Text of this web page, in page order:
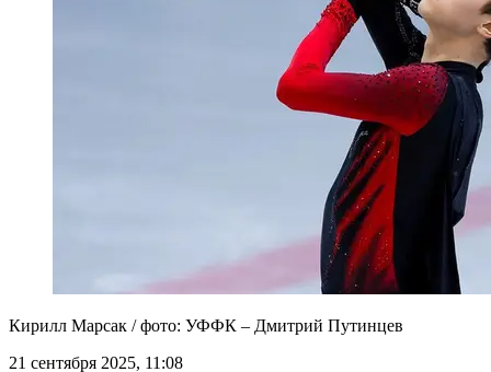
Кирилл Марсак / фото: УФФК – Дмитрий Путинцев
21 сентября 2025, 11:08